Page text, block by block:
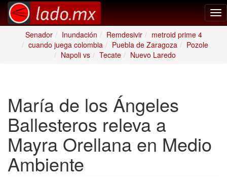
Senador
Inundación Remdesivir
metroid prime 4
cuando juega colombia
Puebla de Zaragoza
Pozole
Napoli vs
Tecate Nuevo Laredo
María de los Ángeles
Ballesteros releva a
Mayra Orellana en Medio
Ambiente